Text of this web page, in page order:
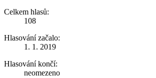
Celkem hlasů:
108
Hlasování začalo:
1. 1. 2019
Hlasování končí:
neomezeno